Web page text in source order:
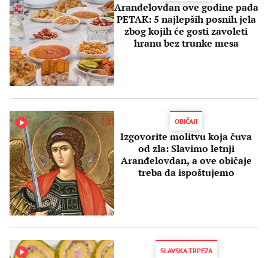
Aranđelovdan ove godine pada
PETAK: 5 najlepših posnih jela
zbog kojih će gosti zavoleti
hranu bez trunke mesa
OBIČAJI
Izgovorite molitvu koja čuva
od zla: Slavimo letnji
Aranđelovdan, a ove običaje
treba da ispoštujemo
SLAVSKA TRPEZA